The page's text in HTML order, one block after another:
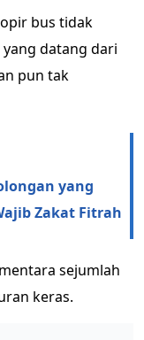
bus tidak
datang dari
pun tak
yang
Zakat Fitrah
sejumlah
keras.